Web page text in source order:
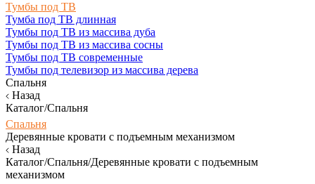
Тумбы под ТВ
Тумба под ТВ длинная
Тумбы под ТВ из массива дуба
Тумбы под ТВ из массива сосны
Тумбы под ТВ современные
Тумбы под телевизор из массива дерева
Спальня
Назад
Каталог/Спальня
Спальня
Деревянные кровати с подъемным механизмом
Назад
Каталог/Спальня/Деревянные кровати с подъемным
механизмом